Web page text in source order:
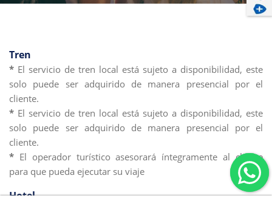
Tren
* El servicio de tren local está sujeto a disponibilidad, este
solo puede ser adquirido de manera presencial por el
cliente.
* El servicio de tren local está sujeto a disponibilidad, este
solo puede ser adquirido de manera presencial por el
cliente.
* El operador turístico asesorará íntegramente al cliente
para que pueda ejecutar su viaje